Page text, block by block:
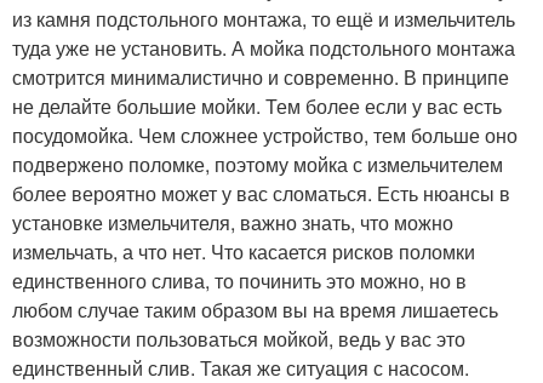
из камня подстольного монтажа, то ещё и измельчитель
туда уже не установить. А мойка подстольного монтажа
смотрится минималистично и современно. В принципе
не делайте большие мойки. Тем более если у вас есть
посудомойка. Чем сложнее устройство, тем больше оно
подвержено поломке, поэтому мойка с измельчителем
более вероятно может у вас сломаться. Есть нюансы в
установке измельчителя, важно знать, что можно
измельчать, а что нет. Что касается рисков поломки
единственного слива, то починить это можно, но в
любом случае таким образом вы на время лишаетесь
возможности пользоваться мойкой, ведь у вас это
единственный слив. Такая же ситуация с насосом.